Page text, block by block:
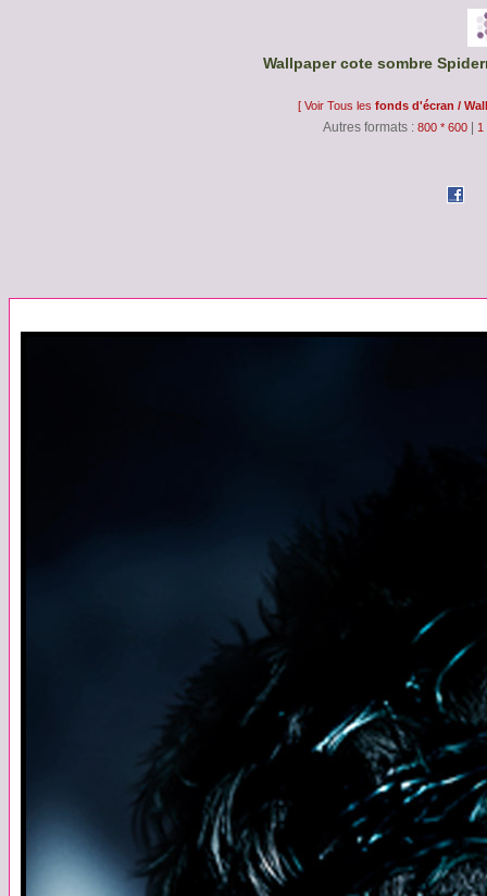
Wallpaper cote sombre
[ Voir Tous les fonds d'écran /
Autres formats : 800 * 600 1